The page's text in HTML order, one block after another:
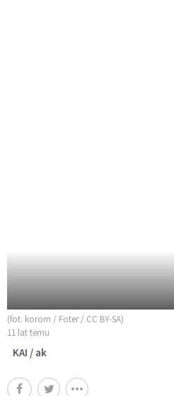
(fot. korom / Foter / CC BY-SA)
11 lat temu
KAI / ak